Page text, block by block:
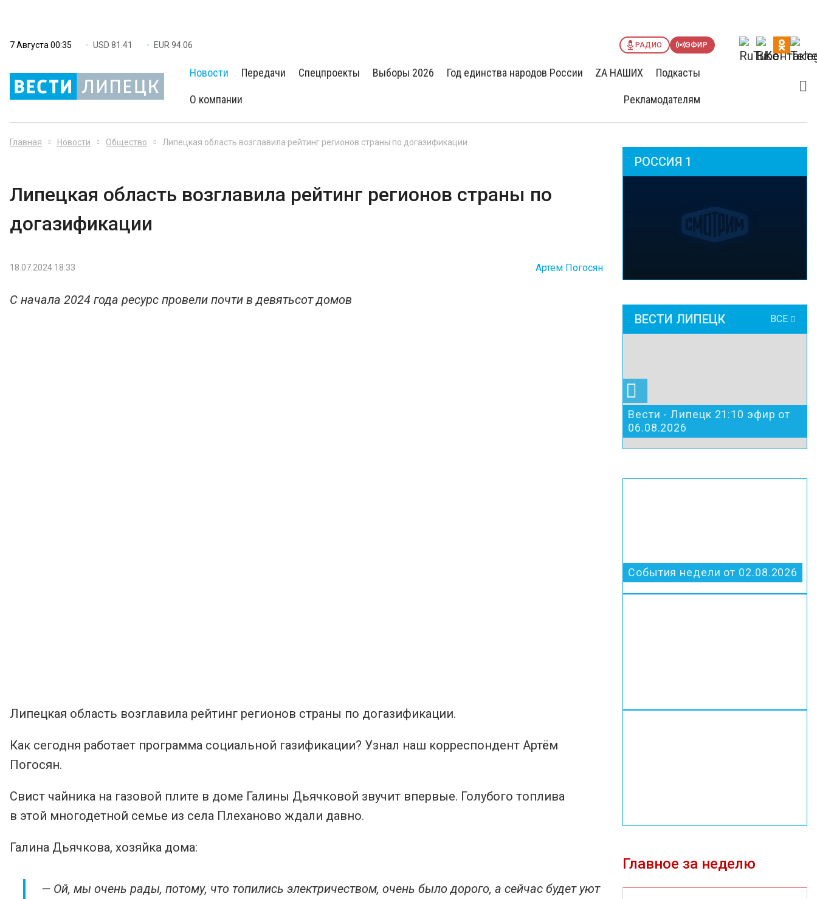
7 Августа 00:35 USD 81.41 EUR 94.06 РАДИО ЭФИР
Новости Передачи Спецпроекты Выборы 2026 Год единства народов России ZА НАШИХ Подкасты
О компании Рекламодателям
Главная Новости Общество Липецкая область возглавила рейтинг регионов страны по догазификации
Липецкая область возглавила рейтинг регионов страны по
догазификации
18.07.2024 18:33 Артем Погосян
С начала 2024 года ресурс провели почти в девятьсот домов
Липецкая область возглавила рейтинг регионов страны по догазификации.
Как сегодня работает программа социальной газификации? Узнал наш корреспондент Артём
Погосян.
Свист чайника на газовой плите в доме Галины Дьячковой звучит впервые. Голубого топлива
в этой многодетной семье из села Плеханово ждали давно.
Галина Дьячкова, хозяйка дома:
— Ой, мы очень рады, потому, что топились электричеством, очень было дорого, а сейчас будет уют
РОССИЯ 1
ВЕСТИ ЛИПЕЦК ВСЕ
Вести - Липецк 21:10 эфир от
06.08.2026
События недели от 02.08.2026
Главное за неделю